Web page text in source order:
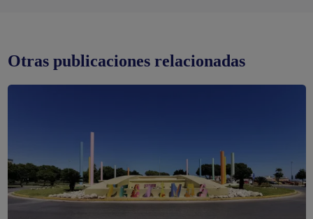
Otras publicaciones relacionadas